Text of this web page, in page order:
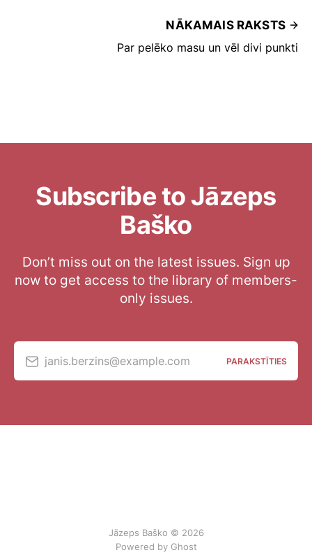
NĀKAMAIS RAKSTS
Par pelēko masu un vēl divi punkti
Subscribe to Jāzeps
Baško
Don’t miss out on the latest issues. Sign up
now to get access to the library of members-
only issues.
janis.berzins@example.com PARAKSTĪTIES
Jāzeps Baško © 2026
Powered by Ghost